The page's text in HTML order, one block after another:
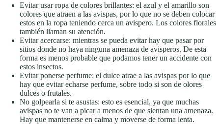
Evitar usar ropa de colores brillantes: el azul y el amarillo son
colores que atraen a las avispas, por lo que no se deben colocar
estos en la ropa teniendo cerca un avispero. Los colores florales
también llaman su atención.
Evitar acercarse: mientras se pueda evitar hay que pasar por
sitios donde no haya ninguna amenaza de avisperos. De esta
forma es menos probable que podamos tener un accidente con
estos insectos.
Evitar ponerse perfume: el dulce atrae a las avispas por lo que
hay que evitar echarse perfume, sobre todo si son de olores
dulces o frutales.
No golpearla si te asustas: esto es esencial, ya que muchas
avispas no te van a picar a menos de que sientan una amenaza.
Hay que mantenerse en calma y moverse de forma lenta.